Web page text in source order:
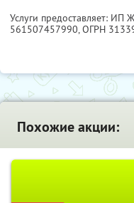
Услуги предоставляет: ИП
561507457990, ОГРН
Похожие акции: